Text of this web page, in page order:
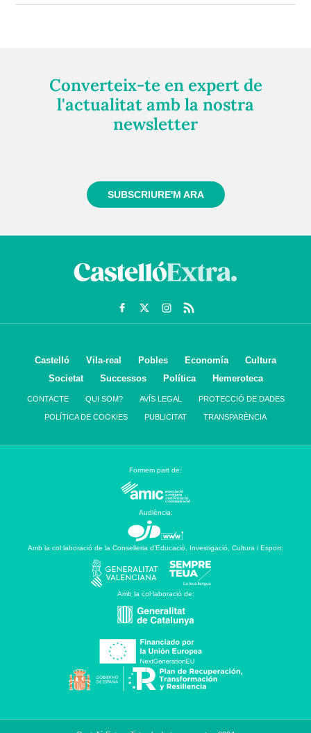
Converteix-te en expert de
l'actualitat amb la nostra
newsletter
SUBSCRIURE'M ARA
Castelló Vila-real Pobles Economía
Cultura
Societat
Successos Política Hemeroteca
CONTACTE QUI SOM? AVÍS LEGAL PROTECCIÓ DE DADES
POLÍTICA DE COOKIES PUBLICITAT TRANSPARÈNCIA
Formem part de:
Audiència:
Amb la col·laboració de la Conselleria d’Educació, Investigació, Cultura i Esport:
Amb la col·laboració de: